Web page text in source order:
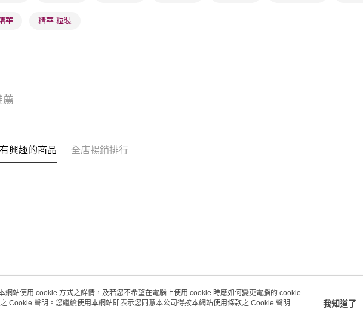
華 精華 粒裝
薦
興趣的商品 全店暢銷排行
關於我們 客戶服務
網站使用 cookie 方式之詳情，及若您不希望在電腦上使用 cookie 時應如何變更電腦的 cookie
之 Cookie 聲明。您繼續使用本網站即表示您同意本公司得按本網站使用條款之 Cookie 聲明使 我知道了